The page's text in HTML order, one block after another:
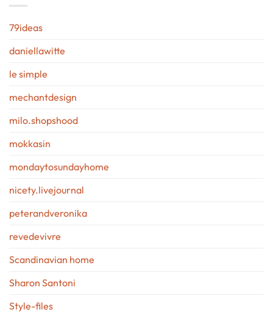
79ideas
daniellawitte
le simple
mechantdesign
milo.shopshood
mokkasin
mondaytosundayhome
nicety.livejournal
peterandveronika
revedevivre
Scandinavian home
Sharon Santoni
Style-files